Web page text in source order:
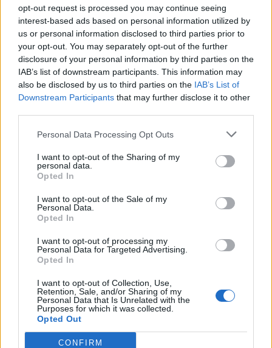
opt-out request is processed you may continue seeing
interest-based ads based on personal information utilized by
us or personal information disclosed to third parties prior to
your opt-out. You may separately opt-out of the further
disclosure of your personal information by third parties on the
IAB’s list of downstream participants. This information may
also be disclosed by us to third parties on the IAB’s List of
Downstream Participants that may further disclose it to other
Personal Data Processing Opt Outs
I want to opt-out of the Sharing of my
personal data.
Opted In
I want to opt-out of the Sale of my
Personal Data.
Opted In
I want to opt-out of processing my
Personal Data for Targeted Advertising.
Opted In
I want to opt-out of Collection, Use,
Retention, Sale, and/or Sharing of my
Personal Data that Is Unrelated with the
Purposes for which it was collected.
Opted Out
CONFIRM
Περισσότερα Θέματα
Wellness
WELLNESS
Ελληνικό γιαούρτι: Μία
κουταλιά και τα scrambled